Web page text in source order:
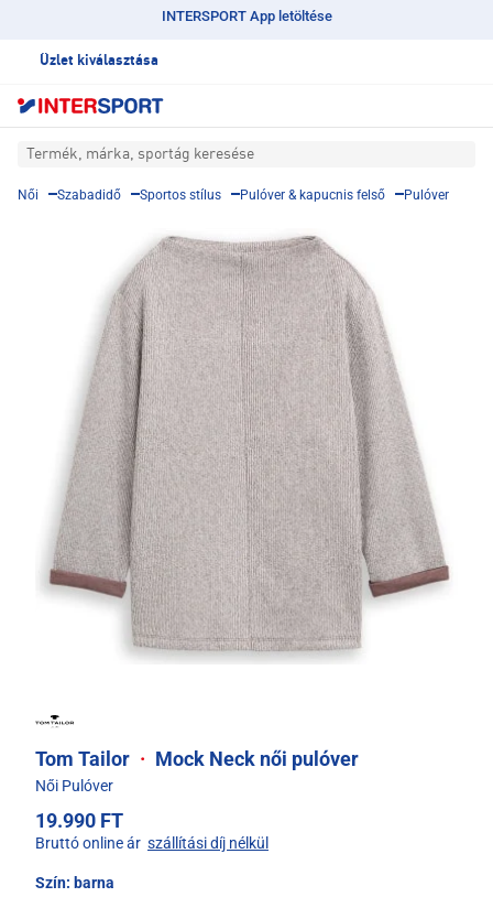
INTERSPORT App letöltése
Üzlet kiválasztása
Termék, márka, sportág keresése
Női Szabadidő Sportos stílus Pulóver & kapucnis felső Pulóver
Tom Tailor · Mock Neck női pulóver
Női Pulóver
19.990 FT
Bruttó online ár szállítási díj nélkül
Szín: barna